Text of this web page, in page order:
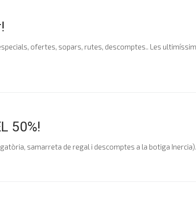
ofertes, sopars, rutes, descomptes.. Les
50%!
samarreta de regal i descomptes a la botiga